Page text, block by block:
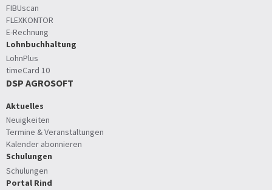
FIBUscan
FLEXKONTOR
E-Rechnung
Lohnbuchhaltung
LohnPlus
timeCard 10
DSP AGROSOFT
Aktuelles
Neuigkeiten
Termine & Veranstaltungen
Kalender abonnieren
Schulungen
Schulungen
Portal Rind